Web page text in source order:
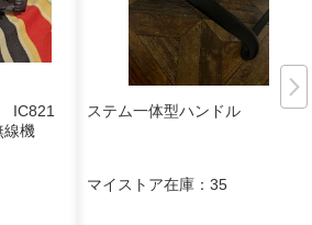
IC821
線機
ステム一体型ハンドル
マイストア在庫： 35